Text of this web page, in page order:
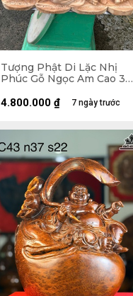
Tượng Phật Di Lặc Nhị
Phúc Gỗ Ngọc Am Cao 30
7 ngày trước
4.800.000 ₫